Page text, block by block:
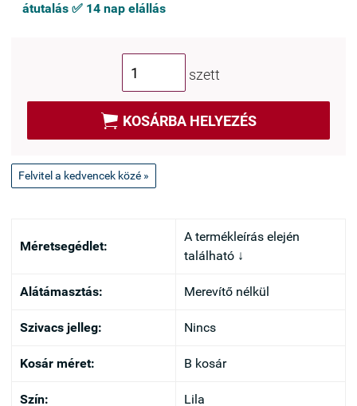
átutalás ✅ 14 nap elállás
szett
 KOSÁRBA HELYEZÉS
Felvitel a kedvencek közé »
Méretsegédlet:
A termékleírás elején
található ↓
Alátámasztás: Merevítő nélkül
Szivacs jelleg: Nincs
Kosár méret: B kosár
Szín: Lila